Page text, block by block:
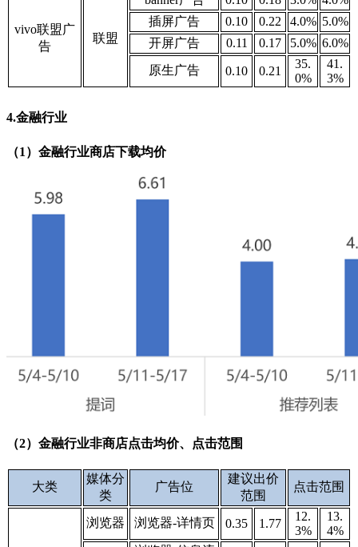
vivo联盟广
告
联盟
插屏广告
0.10 0.22 4.0% 5.0%
开屏广告
0.11 0.17 5.0% 6.0%
原生广告
0.10 0.21
35.
0%
41.
3%
4.金融行业
（1）金融行业商店下载均价
（2）金融行业非商店点击均价、点击范围
大类
媒体分
类
广告位
建议出价
范围
点击范围
浏览器 浏览器-详情页 0.35 1.77
12.
3%
13.
4%